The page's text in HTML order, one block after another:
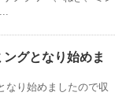
グとなり始めま
なり始めましたので収